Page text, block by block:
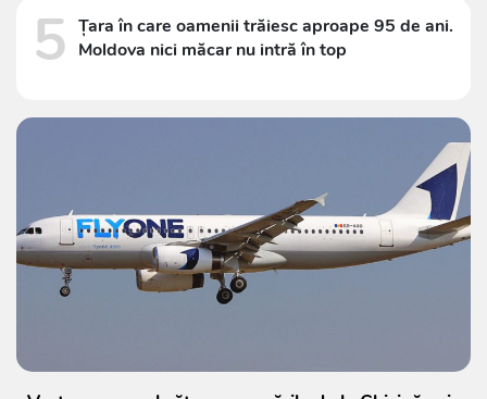
5 Țara în care oamenii trăiesc aproape 95 de ani.
Moldova nici măcar nu intră în top